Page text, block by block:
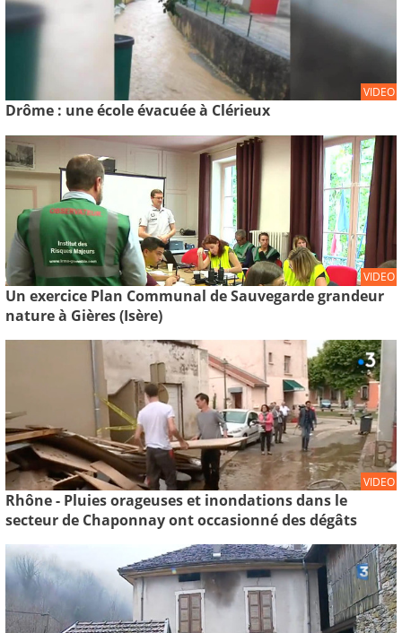
VIDEO
Drôme : une école évacuée à Clérieux
VIDEO
Un exercice Plan Communal de Sauvegarde grandeur
nature à Gières (Isère)
VIDEO
Rhône - Pluies orageuses et inondations dans le
secteur de Chaponnay ont occasionné des dégâts